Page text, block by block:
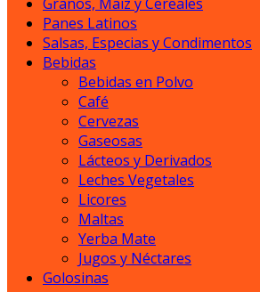
Panes Latinos
Salsas, Especias y Condimentos
Bebidas
Bebidas en Polvo
Café
Cervezas
Gaseosas
Lácteos y Derivados
Leches Vegetales
Licores
Maltas
Yerba Mate
Jugos y Néctares
Golosinas